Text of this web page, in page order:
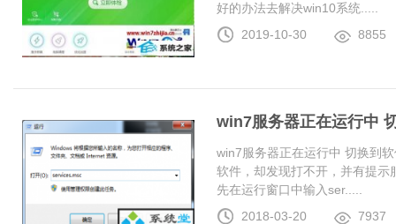
好的办法去解决win10系统.....
2019-10-30
8855
win7服务器正在运行中
win7服务器正在运行中 切换到
软件，却发现打不开，并有提
先在运行窗口中输入ser.....
2018-03-20
7937